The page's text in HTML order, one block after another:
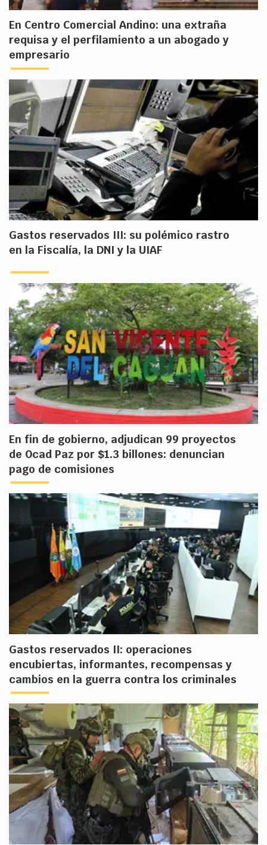
En Centro Comercial Andino: una extraña
requisa y el perfilamiento a un abogado y
empresario
Gastos reservados III: su polémico rastro
en la Fiscalía, la DNI y la UIAF
En fin de gobierno, adjudican 99 proyectos
de Ocad Paz por $1.3 billones: denuncian
pago de comisiones
Gastos reservados II: operaciones
encubiertas, informantes, recompensas y
cambios en la guerra contra los criminales